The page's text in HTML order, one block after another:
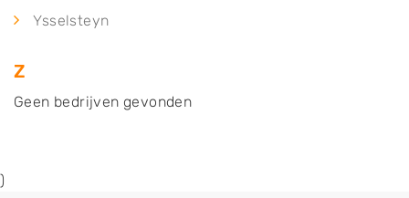
Ysselsteyn
Z
Geen bedrijven gevonden
)